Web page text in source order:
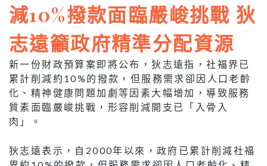
減10%撥款面臨嚴峻挑戰 狄
志遠籲政府精準分配資源
新一份財政預算案即將公布，狄志遠指，社福界已
累計削減約10%的撥款，但服務需求卻因人口老齡
化、精神健康問題加劇等因素大幅增加，導致服務
質素面臨嚴峻挑戰，形容削減開支已「入骨入
肉」。
狄志遠表示，自2000年以來，政府已累計削減社福